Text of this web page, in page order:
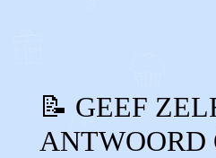
📝 GEEF
ANTWOORD